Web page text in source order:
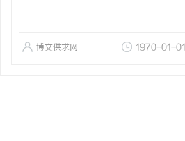
博文供求网 1970-01-01